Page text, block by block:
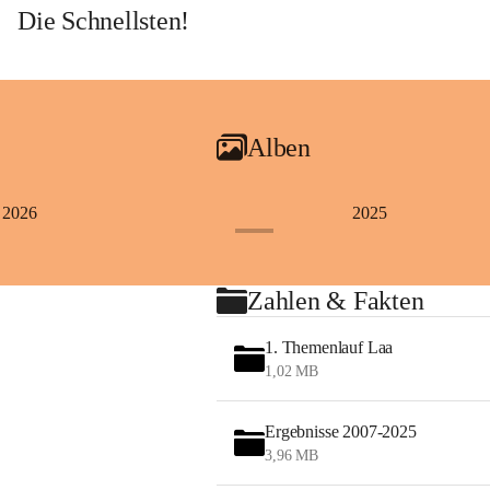
Die Schnellsten!
Alben
2026 2025
Zahlen & Fakten
1. Themenlauf Laa
1,02 MB
Ergebnisse 2007-2025
3,96 MB